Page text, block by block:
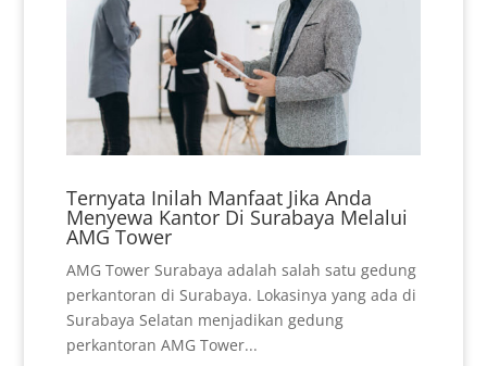
Ternyata Inilah Manfaat Jika Anda
Menyewa Kantor Di Surabaya Melalui
AMG Tower
AMG Tower Surabaya adalah salah satu gedung
perkantoran di Surabaya. Lokasinya yang ada di
Surabaya Selatan menjadikan gedung
perkantoran AMG Tower...